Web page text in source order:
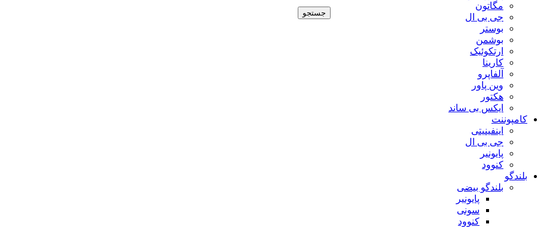
جستجو
مگاتون
جی بی ال
بوستر
بوشمن
ارتکوئیک
کارینا
آلفاپرو
وین پاور
هکتور
ایکس بی ساند
کامپوننت
اینفینیتی
جی بی ال
پایونیر
کنوود
بلندگو
بلندگو بیضی
پایونیر
سونی
کنوود